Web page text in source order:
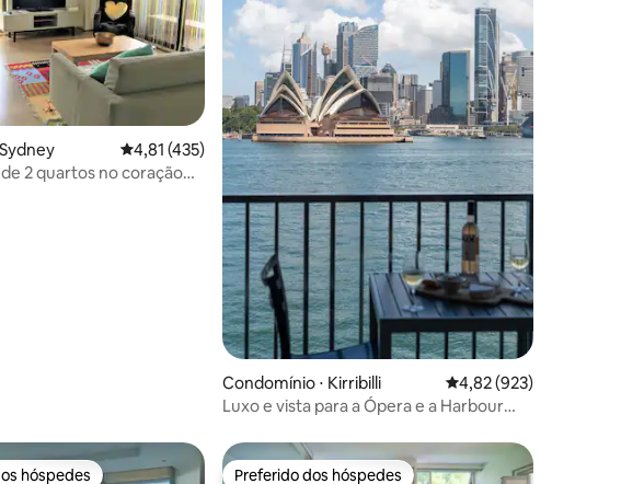
de 5, 116 avaliações
4,81 de uma avaliação média de 5, 435 avaliações
4,81 (435)
2 quartos no coração
Condomínio ⋅ Kirribilli 4,82 de uma avaliação
4,82 (923)
Luxo e vista para a Ópera e a Harbour
hóspedes Preferido dos hóspedes